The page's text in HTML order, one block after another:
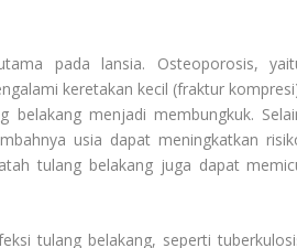
pada lansia. Osteoporosis,
keretakan kecil (fraktur
belakang menjadi membungkuk.
usia dapat meningkatkan
tulang belakang juga dapat
tulang belakang, seperti